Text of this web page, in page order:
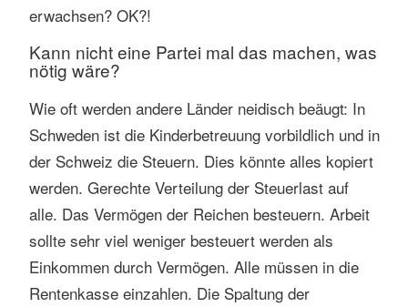
erwachsen? OK?!
Kann nicht eine Partei mal das machen, was
nötig wäre?
Wie oft werden andere Länder neidisch beäugt: In
Schweden ist die Kinderbetreuung vorbildlich und in
der Schweiz die Steuern. Dies könnte alles kopiert
werden. Gerechte Verteilung der Steuerlast auf
alle. Das Vermögen der Reichen besteuern. Arbeit
sollte sehr viel weniger besteuert werden als
Einkommen durch Vermögen. Alle müssen in die
Rentenkasse einzahlen. Die Spaltung der